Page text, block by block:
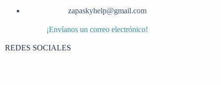
zapaskyhelp@gmail.com​
¡Envíanos un correo electrónico!
REDES SOCIALES